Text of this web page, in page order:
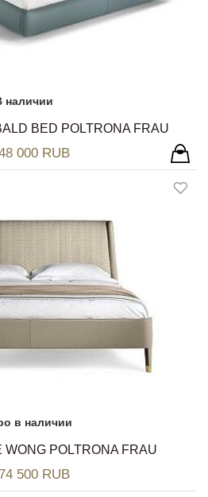
наличии
BED POLTRONA FRAU
000 RUB
в наличии
POLTRONA FRAU
500 RUB